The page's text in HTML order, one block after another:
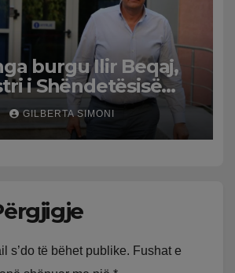
burgu Ilir Beqaj,
i Shëndetësisë
në shtëpi, GJKKO i
masën e arrestit
GILBERTA SIMONI
s’do të bëhet publike. Fushat e